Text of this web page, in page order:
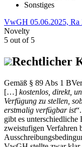
Sonstiges
VwGH 05.06.2025, Ra
Novelty
5 out of 5
Rechtlicher
Gemäß § 89 Abs 1
[…] kostenlos, direkt,
Verfügung zu stellen,
erstmalig verfügbar ist
gibt es unterschiedliche
zweistufigen Verfahren